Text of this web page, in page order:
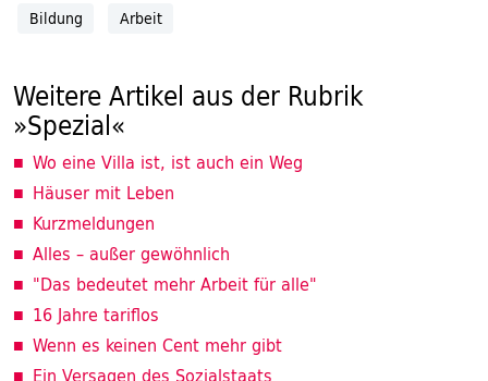
Bildung Arbeit
Weitere Artikel aus der Rubrik
»Spezial«
Wo eine Villa ist, ist auch ein Weg
Häuser mit Leben
Kurzmeldungen
Alles – außer gewöhnlich
"Das bedeutet mehr Arbeit für alle"
16 Jahre tariflos
Wenn es keinen Cent mehr gibt